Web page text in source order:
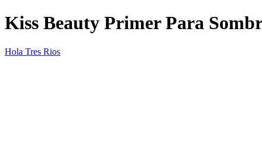
Kiss Beauty Primer Para
Hola Tres Rios